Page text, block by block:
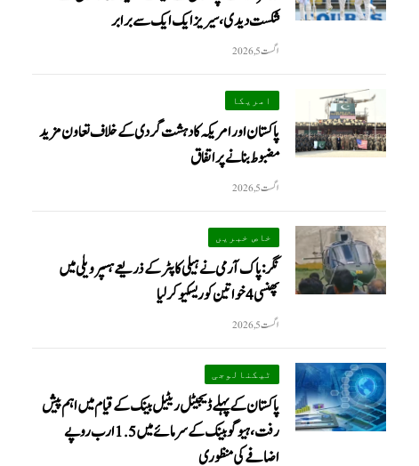
شکست دیدی، سیریز ایک ایک سے برابر
اگست 5, 2026
امریکا
پاکستان اور امریکہ کا دہشت گردی کے خلاف تعاون مزید
مضبوط بنانے پر اتفاق
اگست 5, 2026
خاص خبریں
نگر: پاک آرمی نے ہیلی کاپٹر کے ذریعے ہسپر ویلی میں
پھنسی 4 خواتین کو ریسکیو کرلیا
اگست 5, 2026
ٹیکنالوجی
پاکستان کے پہلے ڈیجیٹل ریٹیل بینک کے قیام میں اہم پیش
رفت، ہیوگو بینک کے سرمائے میں 1.5 ارب روپے
اضافے کی منظوری